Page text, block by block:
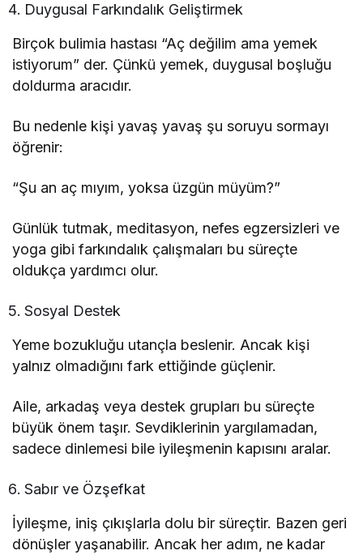
Duygusal Farkındalık Geliştirmek
Birçok bulimia hastası “Aç değilim ama yemek
istiyorum” der. Çünkü yemek, duygusal boşluğu
doldurma aracıdır.
Bu nedenle kişi yavaş yavaş şu soruyu sormayı
öğrenir:
“Şu an aç mıyım, yoksa üzgün müyüm?”
Günlük tutmak, meditasyon, nefes egzersizleri ve
yoga gibi farkındalık çalışmaları bu süreçte
oldukça yardımcı olur.
Sosyal Destek
Yeme bozukluğu utançla beslenir. Ancak kişi
yalnız olmadığını fark ettiğinde güçlenir.
Aile, arkadaş veya destek grupları bu süreçte
büyük önem taşır. Sevdiklerinin yargılamadan,
sadece dinlemesi bile iyileşmenin kapısını aralar.
Sabır ve Özşefkat
İyileşme, iniş çıkışlarla dolu bir süreçtir. Bazen geri
dönüşler yaşanabilir. Ancak her adım, ne kadar